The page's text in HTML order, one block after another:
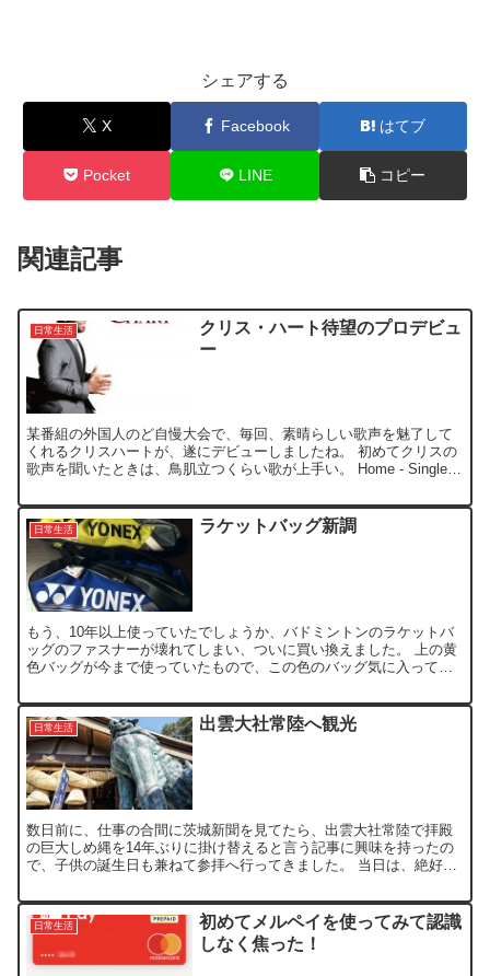
シェアする
X Facebook はてブ
Pocket LINE コピー
関連記事
日常生活
クリス・ハート待望のプロデビュ
ー
某番組の外国人のど自慢大会で、毎回、素晴らしい歌声を魅了して
くれるクリスハートが、遂にデビューしましたね。 初めてクリスの
歌声を聞いたときは、鳥肌立つくらい歌が上手い。 Home - Single -
日常生活 ラケットバッグ新調
もう、10年以上使っていたでしょうか、バドミントンのラケットバ
ッグのファスナーが壊れてしまい、ついに買い換えました。 上の黄
色バッグが今まで使っていたもので、この色のバッグ気に入ってい
日常生活 出雲大社常陸へ観光
数日前に、仕事の合間に茨城新聞を見てたら、出雲大社常陸で拝殿
の巨大しめ縄を14年ぶりに掛け替えると言う記事に興味を持ったの
で、子供の誕生日も兼ねて参拝へ行ってきました。 当日は、絶好の
日常生活
初めてメルペイを使ってみて認識
しなく焦った！